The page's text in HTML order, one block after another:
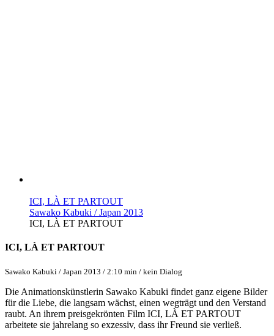
ICI, LÀ ET PARTOUT
Sawako Kabuki / Japan 2013
ICI, LÀ ET PARTOUT
ICI, LÀ ET PARTOUT
Sawako Kabuki / Japan 2013 / 2:10 min / kein Dialog
Die Animationskünstlerin Sawako Kabuki findet ganz eigene Bilder
für die Liebe, die langsam wächst, einen wegträgt und den Verstand
raubt. An ihrem preisgekrönten Film ICI, LÀ ET PARTOUT
arbeitete sie jahrelang so exzessiv, dass ihr Freund sie verließ.